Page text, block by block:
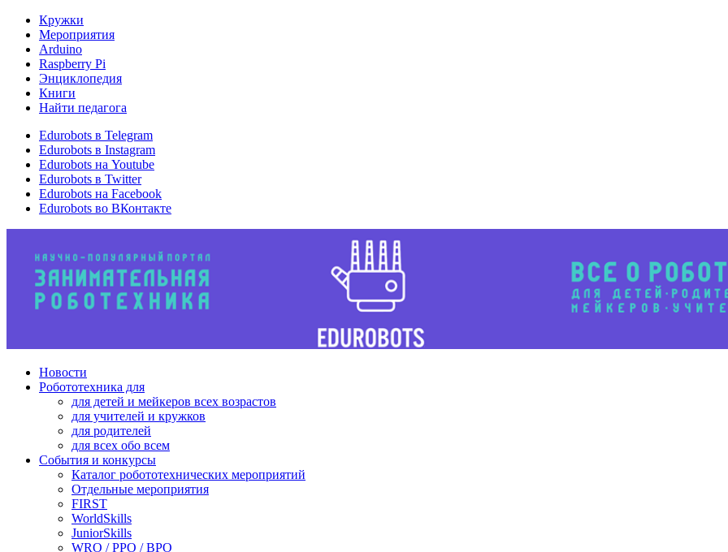
Кружки
Мероприятия
Arduino
Raspberry Pi
Энциклопедия
Книги
Найти педагога
Edurobots в Telegram
Edurobots в Instagram
Edurobots на Youtube
Edurobots в Twitter
Edurobots на Facebook
Edurobots во ВКонтакте
Новости
Робототехника для
для детей и мейкеров всех возрастов
для учителей и кружков
для родителей
для всех обо всем
События и конкурсы
Каталог робототехнических мероприятий
Отдельные мероприятия
FIRST
WorldSkills
JuniorSkills
WRO / РРО / ВРО